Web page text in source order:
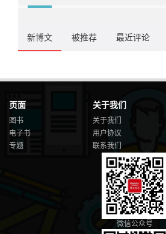
新博文 被推荐 最近评论
页面
图书
电子书
专题
关于我们
关于我们
用户协议
联系我们
微信公众号